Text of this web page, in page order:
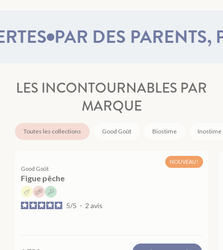
PAR DES PARENTS,
LES INCONTOURNABLES PAR
MARQUE
Toutes les collections Good Goût Biostime Inostime
NOUVEAU!
Good Goût
Figue pêche
5/5 - 2 avis